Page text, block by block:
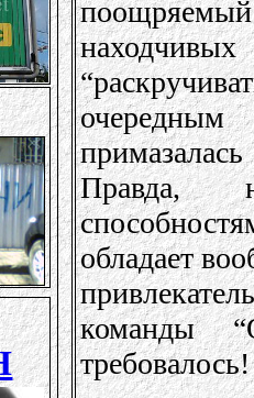
поощряемый
Правда,
обладает
команды
требовалось!